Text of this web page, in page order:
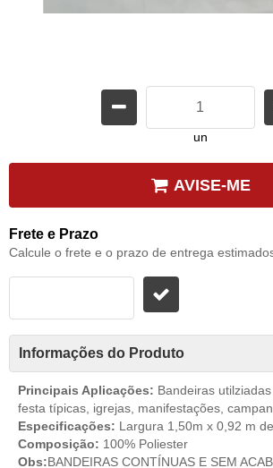
un
AVISE-ME
Frete e Prazo
Calcule o frete e o prazo de entrega
Informações do Produto
Principais Aplicações: Bandeiras
festa típicas, igrejas, manifestações,
Especificações: Largura 1,50m x 0,92 m
Composição: 100% Poliester
Obs:BANDEIRAS CONTÍNUAS E SEM